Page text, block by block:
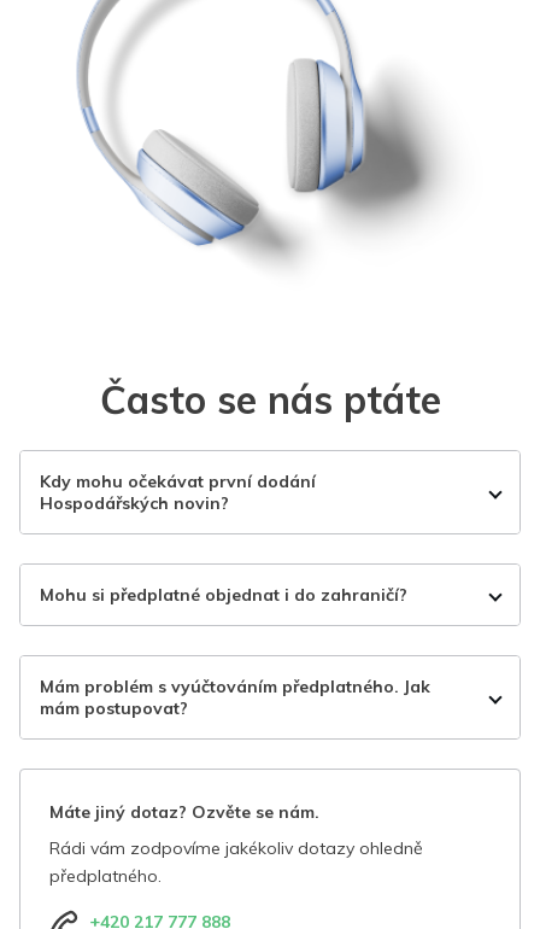
Často se nás ptáte
Kdy mohu očekávat první dodání
Hospodářských novin?
Mohu si předplatné objednat i do zahraničí?
Mám problém s vyúčtováním předplatného. Jak
mám postupovat?
Máte jiný dotaz? Ozvěte se nám.
Rádi vám zodpovíme jakékoliv dotazy ohledně
předplatného.
+420 217 777 888